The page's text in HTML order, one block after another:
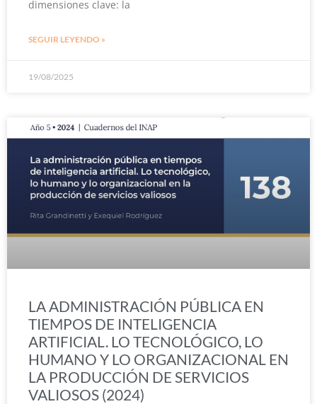
dimensiones clave: la
SEGUIR LEYENDO »
19/08/2025
LA ADMINISTRACIÓN PÚBLICA EN
TIEMPOS DE INTELIGENCIA
ARTIFICIAL. LO TECNOLÓGICO, LO
HUMANO Y LO ORGANIZACIONAL EN
LA PRODUCCIÓN DE SERVICIOS
VALIOSOS (2024)